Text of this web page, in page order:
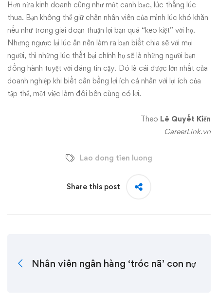
Hơn nữa kinh doanh cũng như một canh bạc, lúc thắng lúc
thua. Bạn không thể giữ chân nhân viên của mình lúc khó khăn
nếu như trong giai đoạn thuận lợi bạn quá “keo kiệt” với họ.
Nhưng ngược lại lúc ăn nên làm ra bạn biết chia sẽ với mọi
người, thì những lúc thất bại chính họ sẽ là những người bạn
đồng hành tuyệt vời đáng tin cậy. Đó là cái được lớn nhất của
doanh nghiệp khi biết cân bằng lợi ích cá nhân với lợi ích của
tập thể, một việc làm đôi bên cùng có lợi.
Theo Lê Quyết Kiển
CareerLink.vn
Lao dong tien luong
Share this post
Nhân viên ngân hàng ‘tróc nã’ con nợ